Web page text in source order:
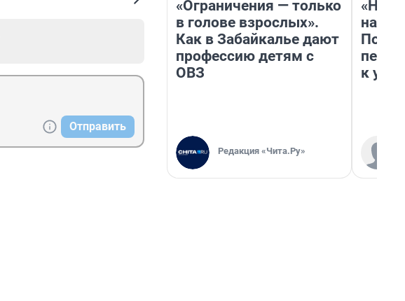
Отправить
«Ограничения — только
в голове взрослых».
Как в Забайкалье дают
профессию детям с
ОВЗ
Редакция «Чита.Ру»
надо
к